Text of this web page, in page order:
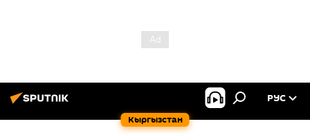
Кыргызстан
РУС